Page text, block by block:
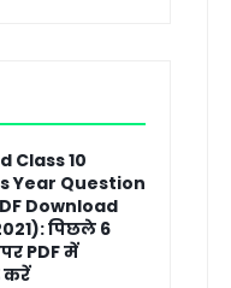
Class 10
Year Question
Download
पिछले 6
PDF में
करें